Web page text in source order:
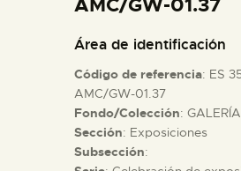
ACTIVIDADES
█
Área de identificación
Código de referencia: ES
AMC/GW-01.37
Fondo/Colección:
Sección: Exposiciones
Subsección: